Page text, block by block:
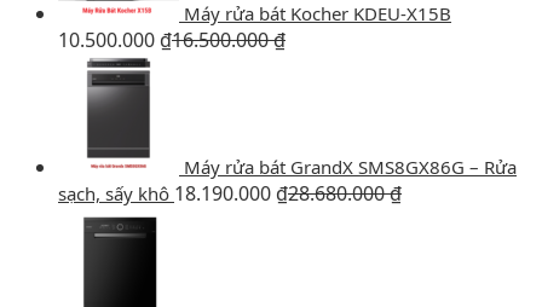
Máy rửa bát Kocher KDEU-X15B
10.500.000 ₫16.500.000₫
Máy rửa bát GrandX SMS8GX86G – Rửa
sạch, sấy khô 18.190.000 ₫28.680.000₫